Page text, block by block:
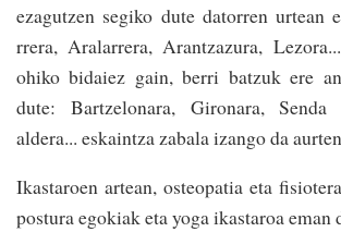
ezagutzen segiko dute datorren urtean
rrera, Aralarrera, Aran­tzazura,
ohiko bidaiez gain, berri ba­tzuk ere
dute: Bartzelonara, Gironara,
aldera... eskain­tza zabala izango da
Ikastaroen artean, osteopatia eta
postura egokiak eta yoga ikastaroa eman